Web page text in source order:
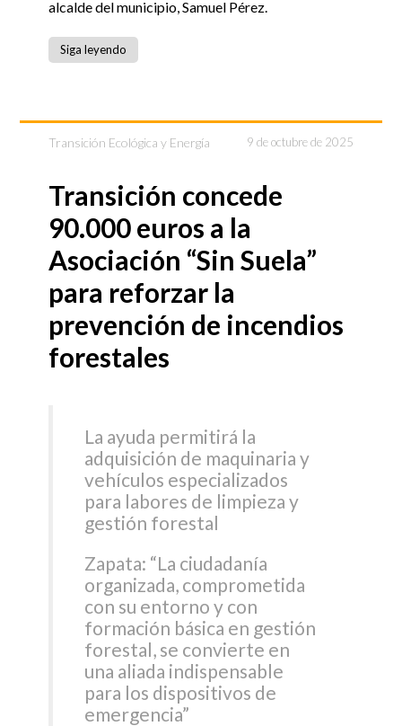
alcalde del municipio, Samuel Pérez.
Siga leyendo
Transición Ecológica y Energía 9 de octubre de 2025
Transición concede
90.000 euros a la
Asociación “Sin Suela”
para reforzar la
prevención de incendios
forestales
La ayuda permitirá la
adquisición de maquinaria y
vehículos especializados
para labores de limpieza y
gestión forestal
Zapata: “La ciudadanía
organizada, comprometida
con su entorno y con
formación básica en gestión
forestal, se convierte en
una aliada indispensable
para los dispositivos de
emergencia”